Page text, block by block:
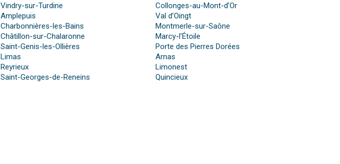
Vindry-sur-Turdine
Amplepuis
Charbonnières-les-Bains
Châtillon-sur-Chalaronne
Saint-Genis-les-Ollières
Limas
Reyrieux
Saint-Georges-de-Reneins
Collonges-au-Mont-d’Or
Val d’Oingt
Montmerle-sur-Saône
Marcy-l’Étoile
Porte des Pierres Dorées
Arnas
Limonest
Quincieux